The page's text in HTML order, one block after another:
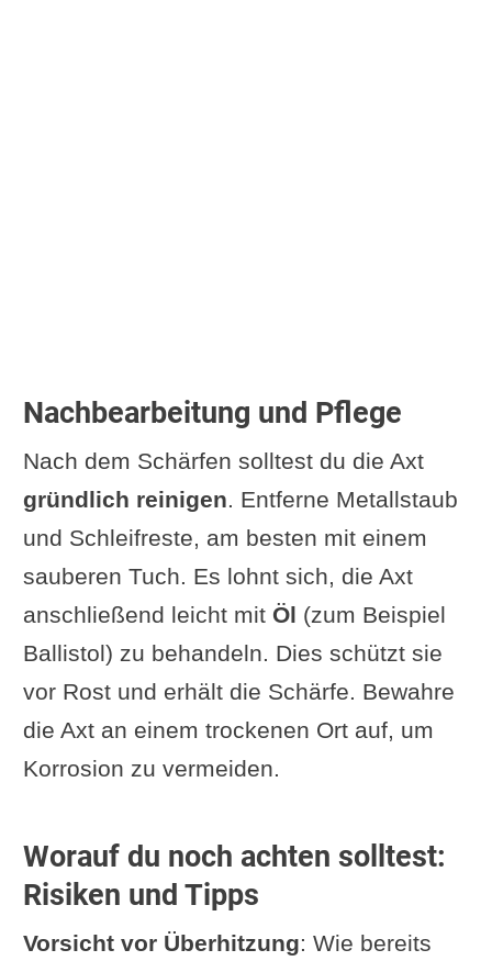
Nachbearbeitung und Pflege
Nach dem Schärfen solltest du die Axt
gründlich reinigen. Entferne Metallstaub
und Schleifreste, am besten mit einem
sauberen Tuch. Es lohnt sich, die Axt
anschließend leicht mit Öl (zum Beispiel
Ballistol) zu behandeln. Dies schützt sie
vor Rost und erhält die Schärfe. Bewahre
die Axt an einem trockenen Ort auf, um
Korrosion zu vermeiden.
Worauf du noch achten solltest:
Risiken und Tipps
Vorsicht vor Überhitzung: Wie bereits